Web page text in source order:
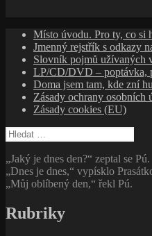
Místo úvodu. Pro ty, co si
Jmenný rejstřík s odkazy
Slovník pojmů užívaných
LP/CD/DVD – poptávka,
Doma jsem tam, kde zní
Zásady ochrany osobních
Zásady cookies (EU)
Vyhledávání
„Jaký je dnes den?“ zeptal se Pú.
„Dnes je dnes,“ vypísklo
„Můj oblíbený den,“ řekl Pú.
Rubriky